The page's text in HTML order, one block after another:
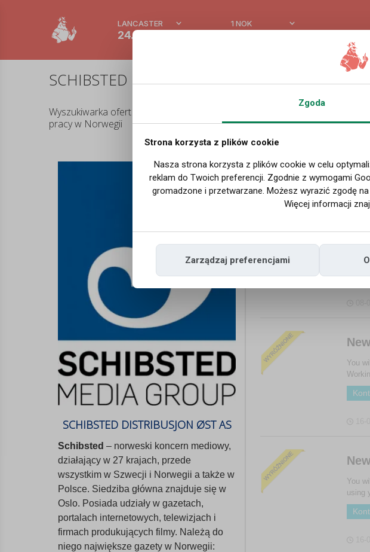
LANCASTER
24.6 °C
1 NOK
SCHIBSTED DISTRIBUSJON ØST AS - Profil
Wyszukiwarka ofert
pracy w Norwegii
Oferty pracy Pracodawcy »
You
is a
You
You
using
SCHIBSTED DISTRIBUSJON ØST AS
Schibsted – norweski koncern mediowy,
działający w 27 krajach, przede
wszystkim w Szwecji i Norwegii a także w
Polsce. Siedziba główna znajduje się w
Oslo. Posiada udziały w gazetach,
portalach internetowych, telewizjach i
firmach produkujących filmy. Należą do
niego największe gazety w Norwegii:
Zgoda
Strona korzysta z plików cookie
Nasza strona korzysta z plików cookie w celu
reklam do Twoich preferencji. Zgodnie z wymogami
gromadzone i przetwarzane. Możesz wyrazić zgodę
Więcej informacji
Zarządzaj preferencjami